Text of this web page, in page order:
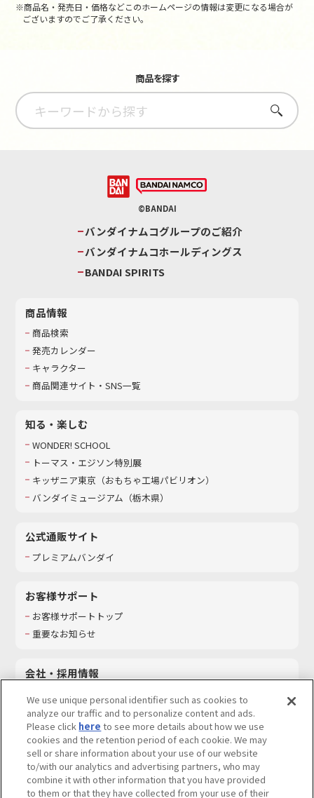
※商品名・発売日・価格などこのホームページの情報は変更になる場合が
ございますのでご了承ください。
商品を探す
さがす
©BANDAI
バンダイナムコグループのご紹介
バンダイナムコホールディングス
BANDAI SPIRITS
商品情報
商品検索
発売カレンダー
キャラクター
商品関連サイト・SNS一覧
知る・楽しむ
WONDER! SCHOOL
トーマス・エジソン特別展
キッザニア東京（おもちゃ工場パビリオン）​
バンダイミュージアム（栃木県）
公式通販サイト
プレミアムバンダイ
お客様サポート
お客様サポートトップ
重要なお知らせ
会社・採用情報
採用情報
サステナビリティ
お問い合わせ
We use unique personal identifier such as cookies to
analyze our traffic and to personalize content and ads.
Please click here to see more details about how we use
cookies and the retention period of each cookie. We may
sell or share information about your use of our website
to/with our analytics and advertising partners, who may
combine it with other information that you have provided
to them or that they have collected from your use of their